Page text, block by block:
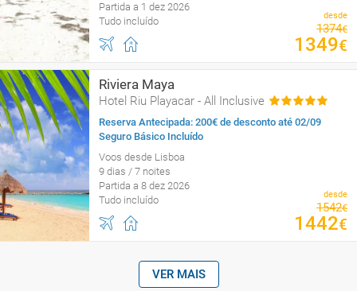
Partida a 1 dez 2026
Tudo incluído
desde
1374€
1349€
Riviera Maya
Hotel Riu Playacar - All Inclusive
Reserva Antecipada: 200€ de desconto até 02/09
Seguro Básico Incluído
Voos desde Lisboa
9 dias / 7 noites
Partida a 8 dez 2026
Tudo incluído
desde
1542€
1442€
VER MAIS